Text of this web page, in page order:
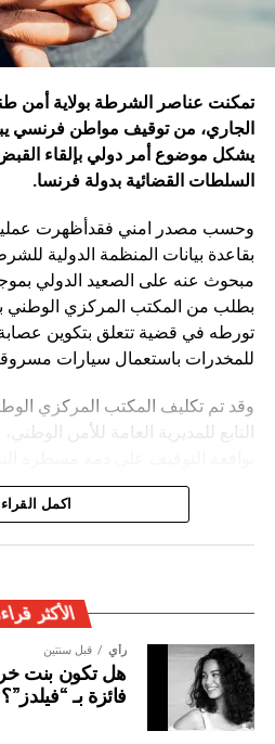
يشكل موضوع أمر دولي بإلقاء
السلطات القضائية بدولة فرنسا.
وحسب مصدر امني فقدأظهرت عملية
بقاعدة بيانات المنظمة الدولية
مبحوث عنه على الصعيد الدولي
بطلب من المكتب المركزي الوطني
تورطه في قضية تتعلق بتكوين عصابة
للمخدرات باستعمال سيارات
وقد تم تكليف المكتب المركزي
التابع للمديرية العامة للأمن
ويأتي توقيف المشتبه به في سياق
المغربية بتفعيل آليات التعاون
اكمل
الأكثر
رأي قبل سنتين
هل تكون بنت
فائزة بـ “فيلدز”؟